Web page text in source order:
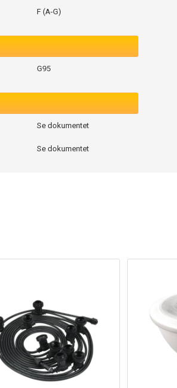
F (A-G)
G95
Se dokumentet
Se dokumentet